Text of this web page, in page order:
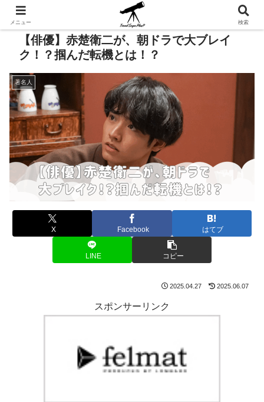
【俳優】赤楚衛二が、朝ドラで大ブレイ
ク！？掴んだ転機とは！？
著名人
X Facebook はてブ
LINE コピー
2025.04.27 2025.06.07
スポンサーリンク
メニュー 検索